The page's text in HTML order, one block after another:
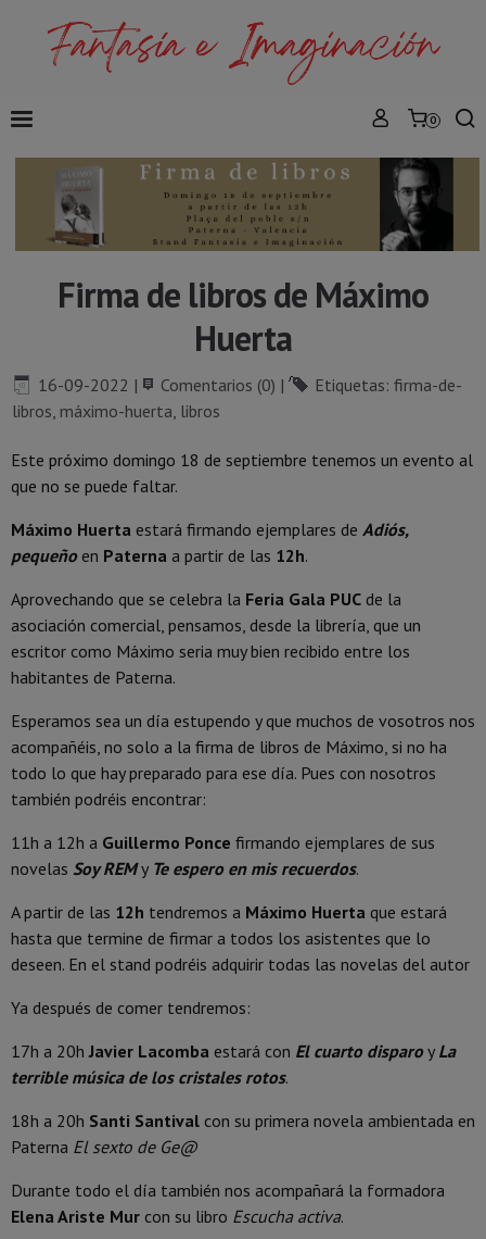
0
Firma de libros de Máximo
Huerta
16-09-2022 | Comentarios (0) | Etiquetas: firma-de-
libros máximo-huerta libros
Este próximo domingo 18 de septiembre tenemos un evento al
que no se puede faltar.
Máximo Huerta estará firmando ejemplares de Adiós,
pequeñoen Paterna a partir de las 12h.
Aprovechando que se celebra la Feria Gala PUC de la
asociación comercial, pensamos, desde la librería, que un
escritor como Máximo seria muy bien recibido entre los
habitantes de Paterna.
Esperamos sea un día estupendo y que muchos de vosotros nos
acompañéis, no solo a la firma de libros de Máximo, si no ha
todo lo que hay preparado para ese día. Pues con nosotros
también podréis encontrar:
11h a 12h a Guillermo Ponce firmando ejemplares de sus
novelas Soy REMy Te espero en mis recuerdos.
A partir de las 12h tendremos a Máximo Huerta que estará
hasta que termine de firmar a todos los asistentes que lo
deseen. En el stand podréis adquirir todas las novelas del autor
Ya después de comer tendremos:
17h a 20h Javier Lacomba estará con El cuarto disparoy La
terrible música de los cristales rotos.
18h a 20h Santi Santival con su primera novela ambientada en
Paterna El sexto de Ge@
Durante todo el día también nos acompañará la formadora
Elena Ariste Mur con su libro Escucha activa.